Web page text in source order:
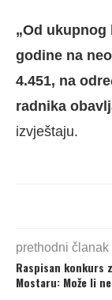
„Od ukupnog
godine na
4.451, na
radnika
izvještaju.
prethodni članak
Raspisan konkurs
Mostaru: Može li